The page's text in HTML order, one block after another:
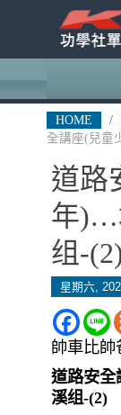
HOME /
全講座(兒童
道路
年)…
组-
星期六,
帥車比
道路安全
溪组-(2)